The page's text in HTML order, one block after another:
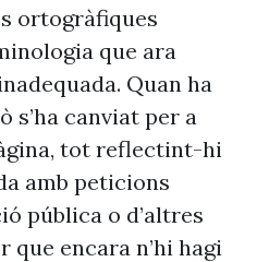
ortogràfiques
que ara
Quan ha
s’ha canviat per a
tot reflectint-hi
amb peticions
pública o d’altres
que encara n’hi hagi